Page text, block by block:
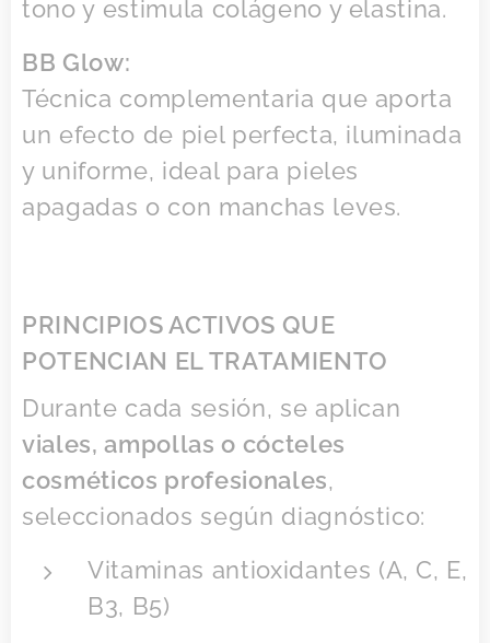
tono y estimula colágeno y elastina.
BB Glow:
Técnica complementaria que aporta
un efecto de piel perfecta, iluminada
y uniforme, ideal para pieles
apagadas o con manchas leves.
PRINCIPIOS ACTIVOS QUE
POTENCIAN EL TRATAMIENTO
Durante cada sesión, se aplican
viales, ampollas o cócteles
cosméticos profesionales,
seleccionados según diagnóstico:
Vitaminas antioxidantes (A, C, E,
B3, B5)